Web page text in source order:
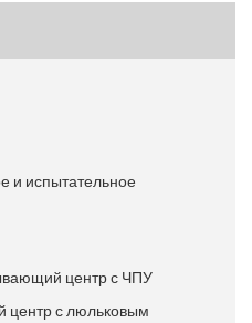
и испытательное
центр с ЧПУ
центр с люльковым